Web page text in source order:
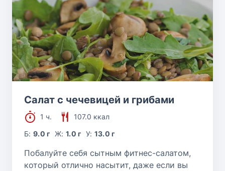
Салат с чечевицей и грибами
1 ч.
107.0 ккал
Б:9.0 г Ж: 1.0 г У: 13.0 г
Побалуйте себя сытным фитнес-салатом,
который отлично насытит, даже если вы